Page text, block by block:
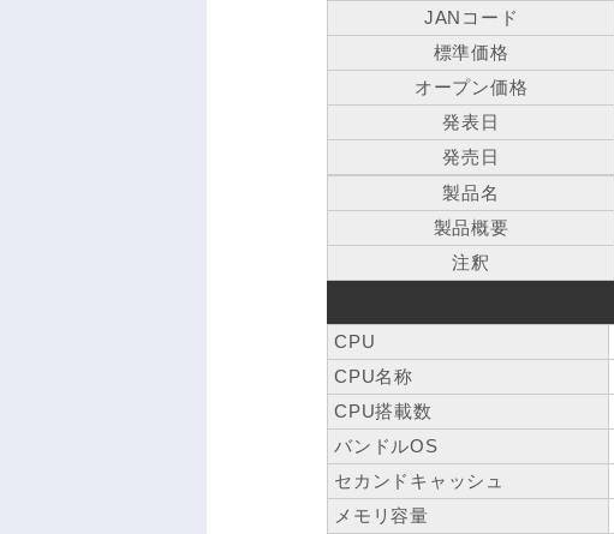
JANコード
標準価格
オープン価格
発表日
発売日
製品名
製品概要
注釈
CPU
CPU名称
CPU搭載数
バンドルOS
セカンドキャッシュ
メモリ容量